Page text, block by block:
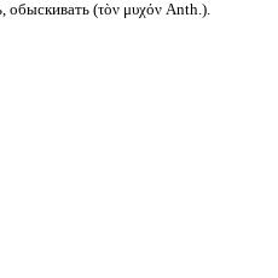
обыскивать (τὸν μυχόν Anth.).